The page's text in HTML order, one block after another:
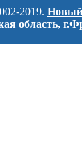
2019.
область,